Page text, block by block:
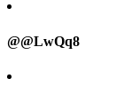
@@LwQq8